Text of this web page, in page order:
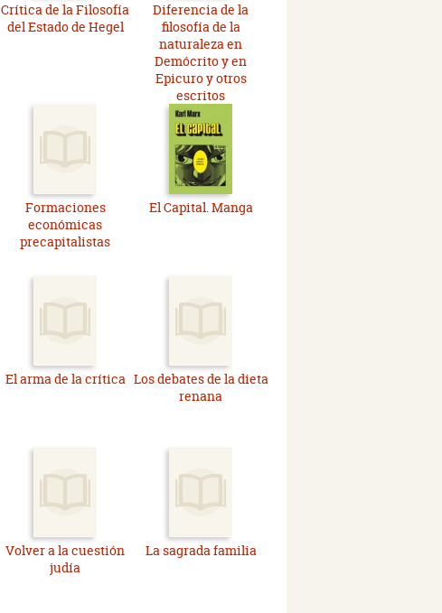
Crítica de la Filosofía
del Estado de Hegel
Diferencia de la
filosofía de la
naturaleza en
Demócrito y en
Epicuro y otros
escritos
Formaciones
económicas
precapitalistas
El Capital. Manga
El arma de la crítica Los debates de la dieta
renana
Volver a la cuestión
judía
La sagrada familia